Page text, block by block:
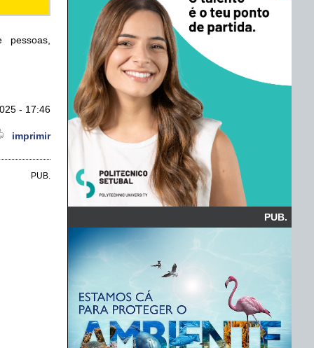
- 17:46
imprimir
PUB.
PUB.